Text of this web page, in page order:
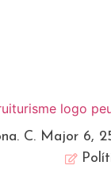
C. Major 6,